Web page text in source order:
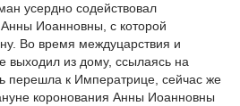
усердно содействовал
Иоанновны, с которой
Во время междуцарствия и
выходил из дому, ссылаясь на
перешла к Императрице, сейчас же
коронования Анны Иоанновны